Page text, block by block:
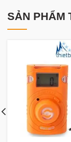
SẢN PHẨM